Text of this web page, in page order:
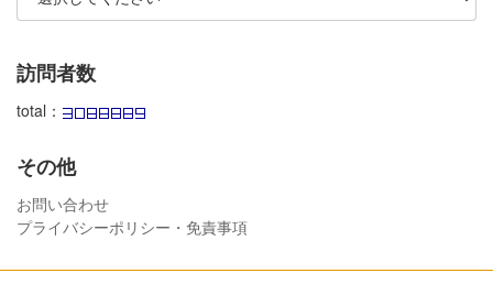
訪問者数
total：
その他
お問い合わせ
プライバシーポリシー・免責事項